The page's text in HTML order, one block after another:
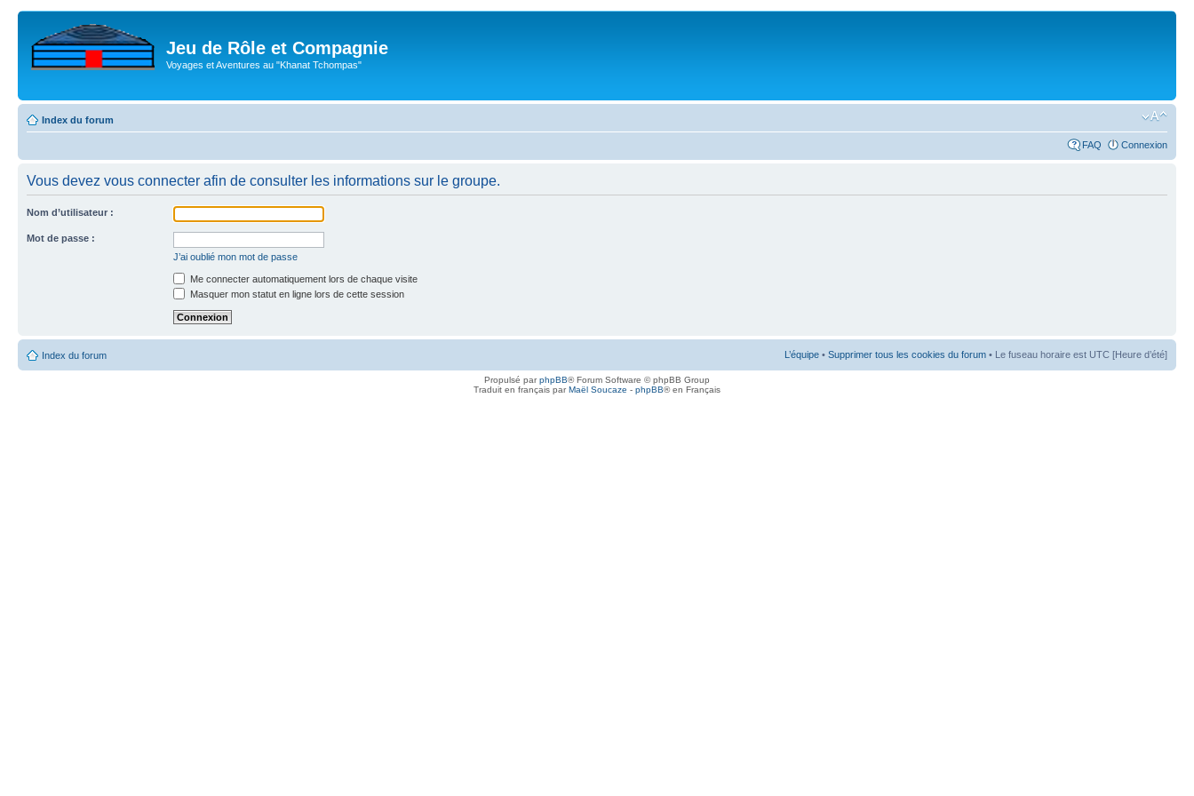
Jeu de Rôle et Compagnie
Voyages et Aventures au "Khanat Tchompas"
Index du forum
FAQ Connexion
Vous devez vous connecter afin de consulter les informations sur le groupe.
Nom d’utilisateur :
Mot de passe :
J’ai oublié mon mot de passe
Me connecter automatiquement lors de chaque visite
Masquer mon statut en ligne lors de cette session
Index du forum L’équipe • Supprimer tous les cookies du forum • Le fuseau horaire est UTC [Heure d’été]
Propulsé parphpBB® Forum Software © phpBB Group
Traduit en français parMaël Soucaze - phpBB® en Français